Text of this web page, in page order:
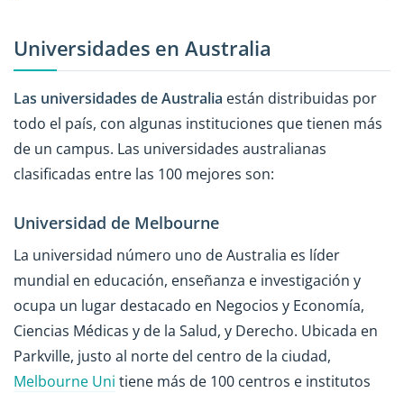
Universidades en Australia
Las universidades de Australia están distribuidas por
todo el país, con algunas instituciones que tienen más
de un campus. Las universidades australianas
clasificadas entre las 100 mejores son:
Universidad de Melbourne
La universidad número uno de Australia es líder
mundial en educación, enseñanza e investigación y
ocupa un lugar destacado en Negocios y Economía,
Ciencias Médicas y de la Salud, y Derecho. Ubicada en
Parkville, justo al norte del centro de la ciudad,
Melbourne Uni tiene más de 100 centros e institutos